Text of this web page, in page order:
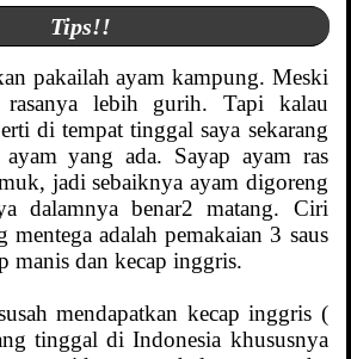
Tips!!
pakailah ayam kampung. Meski
rasanya lebih gurih. Tapi kalau
di tempat tinggal saya sekarang
yang ada. Sayap ayam ras
jadi sebaiknya ayam digoreng
dalamnya benar2 matang. Ciri
mentega adalah pemakaian 3 saus
manis dan kecap inggris.
mendapatkan kecap inggris (
tinggal di Indonesia khususnya